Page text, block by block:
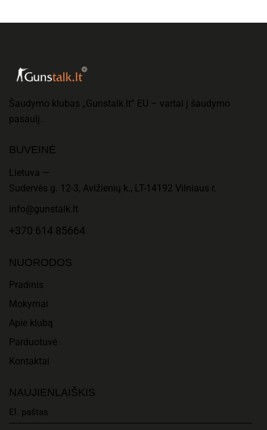
Šaudymo klubas „Gunstalk.lt” EU – vartai į šaudymo
pasaulį.
BUVEINĖ
Lietuva —
Sudervės g. 12-3, Avižienių k., LT-14192 Vilniaus r.
info@gunstalk.lt
+370 614 85664
NUORODOS
Pradinis
Mokymai
Apie klubą
Parduotuvė
Kontaktai
NAUJIENLAIŠKIS